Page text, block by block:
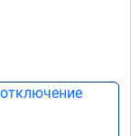
В